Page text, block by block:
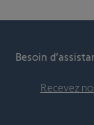
Besoin
Recevez